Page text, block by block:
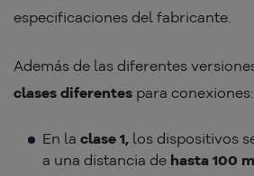
especificaciones del fabricante.
Además de las diferentes
clases diferentes para conexiones:
En la clase 1, los dispositivos
a una distancia de hasta 100